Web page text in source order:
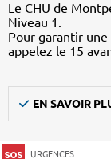
Le CHU de
Niveau 1.
Pour garantir une
appelez le 15
EN SAVOIR
URGENCES